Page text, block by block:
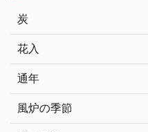
炭
花入
通年
風炉の季節